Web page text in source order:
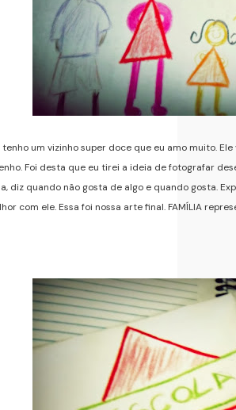
tenho um vizinho super doce que eu amo muito.
Foi desta que eu tirei a ideia de fotografar
diz quando não gosta de algo e quando gosta.
com ele. Essa foi nossa arte final. FAMÍLIA